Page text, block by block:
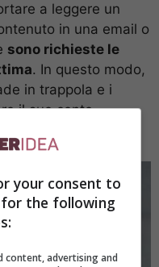
a leggere un
in una email o
sono richieste le
. In questo modo,
in trappola e i
il suo conto
your consent to
the following
content, advertising and